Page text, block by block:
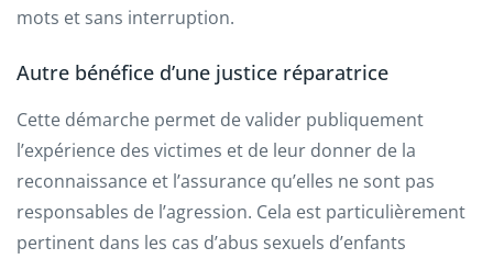
mots et sans interruption.
Autre bénéfice d’une justice réparatrice
Cette démarche permet de valider publiquement
l’expérience des victimes et de leur donner de la
reconnaissance et l’assurance qu’elles ne sont pas
responsables de l’agression. Cela est particulièrement
pertinent dans les cas d’abus sexuels d’enfants